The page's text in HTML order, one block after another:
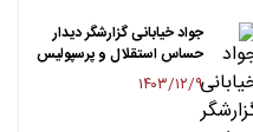
جواد خیابانی گزارشگر دیدار
حساس استقلال و پرسپولیس
۱۴۰۳/۱۲/۹